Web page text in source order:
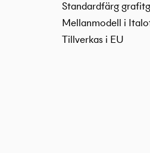
Standardfärg
Mellanmodell i
Tillverkas i EU